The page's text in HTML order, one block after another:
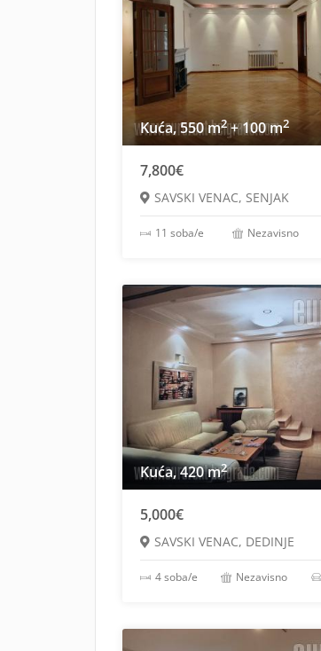
Kuća, 550 m2+ 100 m2
7,800€
SAVSKI VENAC, SENJAK
11 soba/e Nezavisno
Kuća, 420 m2
5,000€
SAVSKI VENAC, DEDINJE
4 soba/e Nezavisno